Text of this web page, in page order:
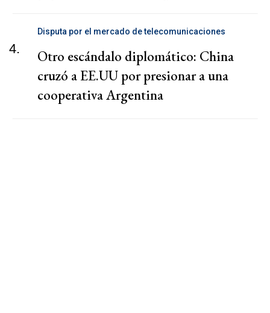
4.
Disputa por el mercado de telecomunicaciones
Otro escándalo diplomático: China
cruzó a EE.UU por presionar a una
cooperativa Argentina